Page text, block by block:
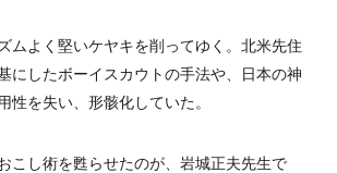
ムよく堅いケヤキを削ってゆく。北米先住
にしたボーイスカウトの手法や、日本の神
性を失い、形骸化していた。
こし術を甦らせたのが、岩城正夫先生で